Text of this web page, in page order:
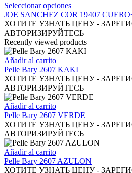
de
producto
opciones
se
pueden
elegir
en
la
de
producto
Seleccionar opcionesEste
producto
tiene
múltiples
variantes.
Las
se
pueden
elegir
en
página
de
producto
JOE SANCHEZ COR 19407
ХОТИТЕ УЗНАТЬ ЦЕНУ -
АВТОРИЗИРУЙТЕСЬ
Recently viewed products
Añadir al carrito
Pelle Bary 2607 KAKI
ХОТИТЕ УЗНАТЬ ЦЕНУ -
АВТОРИЗИРУЙТЕСЬ
Añadir al carrito
Pelle Bary 2607 VERDE
ХОТИТЕ УЗНАТЬ ЦЕНУ -
АВТОРИЗИРУЙТЕСЬ
Añadir al carrito
Pelle Bary 2607 AZULON
ХОТИТЕ УЗНАТЬ ЦЕНУ -